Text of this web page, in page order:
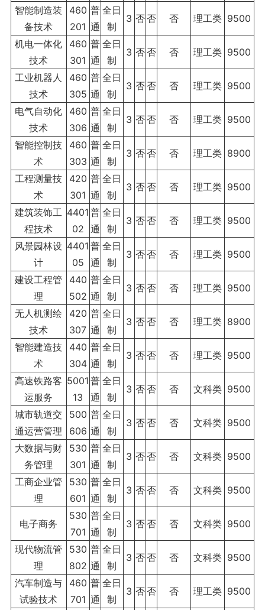
智能制造装
备技术
460
201
普
通
全日
制
3 否否 否 理工类 9500
机电一体化
技术
460
301
普
通
全日
制
3 否否 否 理工类 9500
工业机器人
技术
460
305
普
通
全日
制
3 否否 否 理工类 9500
电气自动化
技术
460
306
普
通
全日
制
3 否否 否 理工类 9500
智能控制技
术
460
303
普
通
全日
制
3 否否 否 理工类 8900
工程测量技
术
420
301
普
通
全日
制
3 否否 否 理工类 9500
建筑装饰工
程技术
4401
02
普
通
全日
制
3 否否 否 理工类 9500
风景园林设
计
4401
05
普
通
全日
制
3 否否 否 理工类 9500
建设工程管
理
440
502
普
通
全日
制
3 否否 否 理工类 9500
无人机测绘
技术
420
307
普
通
全日
制
3 否否 否 理工类 8900
智能建造技
术
440
304
普
通
全日
制
3 否否 否 理工类 9500
高速铁路客
运服务
5001
13
普
通
全日
制
3 否否 否 文科类 9500
城市轨道交
通运营管理
500
606
普
通
全日
制
3 否否 否 文科类 9500
大数据与财
务管理
530
301
普
通
全日
制
3 否否 否 文科类 9500
工商企业管
理
530
601
普
通
全日
制
3 否否 否 文科类 9500
电子商务
530
701
普
通
全日
制
3 否否 否 文科类 9500
现代物流管
理
530
802
普
通
全日
制
3 否否 否 文科类 9500
汽车制造与
试验技术
460
701
普
通
全日
制
3 否否 否 理工类 9500